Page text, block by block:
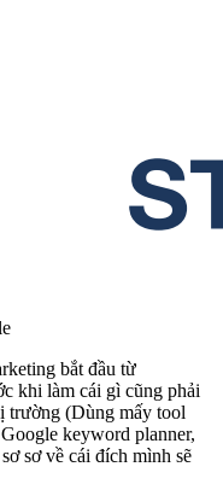
bắt đầu từ
khi làm cái gì cũng phải
trường (Dùng mấy tool
keyword planner,
sơ về cái đích mình sẽ